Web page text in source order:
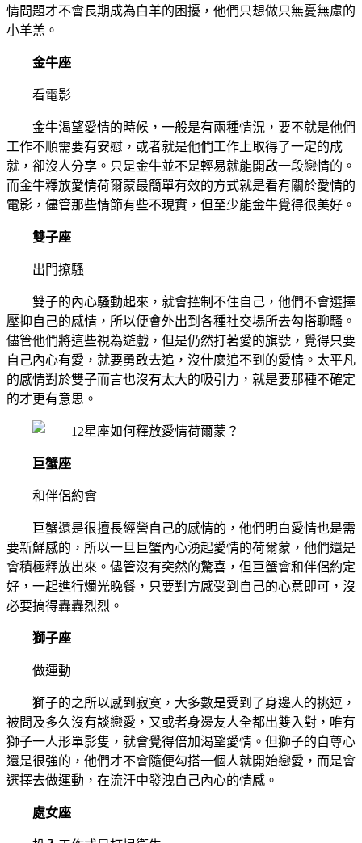
情問題才不會長期成為白羊的困擾，他們只想做只無憂無慮的
小羊羔。
金牛座
看電影
金牛渴望愛情的時候，一般是有兩種情況，要不就是他們
工作不順需要有安慰，或者就是他們工作上取得了一定的成
就，卻沒人分享。只是金牛並不是輕易就能開啟一段戀情的。
而金牛釋放愛情荷爾蒙最簡單有效的方式就是看有關於愛情的
電影，儘管那些情節有些不現實，但至少能金牛覺得很美好。
雙子座
出門撩騷
雙子的內心騷動起來，就會控制不住自己，他們不會選擇
壓抑自己的感情，所以便會外出到各種社交場所去勾搭聊騷。
儘管他們將這些視為遊戲，但是仍然打著愛的旗號，覺得只要
自己內心有愛，就要勇敢去追，沒什麼追不到的愛情。太平凡
的感情對於雙子而言也沒有太大的吸引力，就是要那種不確定
的才更有意思。
巨蟹座
和伴侶約會
巨蟹還是很擅長經營自己的感情的，他們明白愛情也是需
要新鮮感的，所以一旦巨蟹內心湧起愛情的荷爾蒙，他們還是
會積極釋放出來。儘管沒有突然的驚喜，但巨蟹會和伴侶約定
好，一起進行燭光晚餐，只要對方感受到自己的心意即可，沒
必要搞得轟轟烈烈。
獅子座
做運動
獅子的之所以感到寂寞，大多數是受到了身邊人的挑逗，
被問及多久沒有談戀愛，又或者身邊友人全都出雙入對，唯有
獅子一人形單影隻，就會覺得倍加渴望愛情。但獅子的自尊心
還是很強的，他們才不會隨便勾搭一個人就開始戀愛，而是會
選擇去做運動，在流汗中發洩自己內心的情感。
處女座